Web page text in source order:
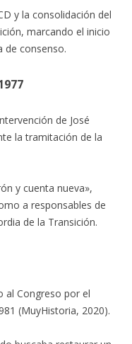
y la consolidación del
marcando el inicio
de consenso.
de José
la tramitación de la
y cuenta nueva»,
a responsables de
de la Transición.
al Congreso por el
(MuyHistoria, 2020).